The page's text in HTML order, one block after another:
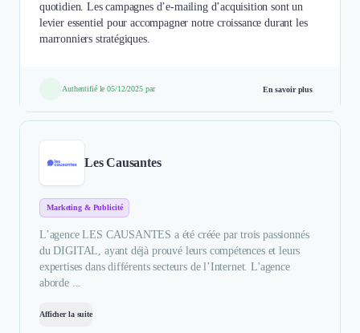
quotidien. Les campagnes d’e-mailing d’acquisition sont un
levier essentiel pour accompagner notre croissance durant les
marronniers stratégiques.
Authentifié le 05/12/2025 par En savoir plus
Les Causantes
Marketing & Publicité
L’agence LES CAUSANTES a été créée par trois passionnés
du DIGITAL, ayant déjà prouvé leurs compétences et leurs
expertises dans différents secteurs de l’Internet. L'agence
aborde ...
Afficher la suite